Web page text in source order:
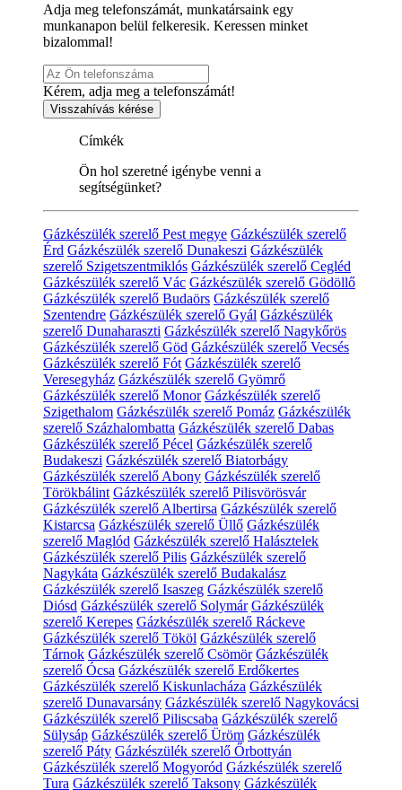
Adja meg telefonszámát, munkatársaink egy
munkanapon belül felkeresik. Keressen minket
bizalommal!
Kérem, adja meg a telefonszámát!
Visszahívás kérése
Címkék
Ön hol szeretné igénybe venni a
segítségünket?
Gázkészülék szerelő Pest megye Gázkészülék szerelő
Érd Gázkészülék szerelő Dunakeszi Gázkészülék
szerelő Szigetszentmiklós Gázkészülék szerelő Cegléd
Gázkészülék szerelő Vác Gázkészülék szerelő Gödöllő
Gázkészülék szerelő Budaörs Gázkészülék szerelő
Szentendre Gázkészülék szerelő Gyál Gázkészülék
szerelő Dunaharaszti Gázkészülék szerelő Nagykőrös
Gázkészülék szerelő Göd Gázkészülék szerelő Vecsés
Gázkészülék szerelő Fót Gázkészülék szerelő
Veresegyház Gázkészülék szerelő Gyömrő
Gázkészülék szerelő Monor Gázkészülék szerelő
Szigethalom Gázkészülék szerelő Pomáz Gázkészülék
szerelő Százhalombatta Gázkészülék szerelő Dabas
Gázkészülék szerelő Pécel Gázkészülék szerelő
Budakeszi Gázkészülék szerelő Biatorbágy
Gázkészülék szerelő Abony Gázkészülék szerelő
Törökbálint Gázkészülék szerelő Pilisvörösvár
Gázkészülék szerelő Albertirsa Gázkészülék szerelő
Kistarcsa Gázkészülék szerelő Üllő Gázkészülék
szerelő Maglód Gázkészülék szerelő Halásztelek
Gázkészülék szerelő Pilis Gázkészülék szerelő
Nagykáta Gázkészülék szerelő Budakalász
Gázkészülék szerelő Isaszeg Gázkészülék szerelő
Diósd Gázkészülék szerelő Solymár Gázkészülék
szerelő Kerepes Gázkészülék szerelő Ráckeve
Gázkészülék szerelő Tököl Gázkészülék szerelő
Tárnok Gázkészülék szerelő Csömör Gázkészülék
szerelő Ócsa Gázkészülék szerelő Erdőkertes
Gázkészülék szerelő Kiskunlacháza Gázkészülék
szerelő Dunavarsány Gázkészülék szerelő Nagykovácsi
Gázkészülék szerelő Piliscsaba Gázkészülék szerelő
Sülysáp Gázkészülék szerelő Üröm Gázkészülék
szerelő Páty Gázkészülék szerelő Őrbottyán
Gázkészülék szerelő Mogyoród Gázkészülék szerelő
Tura Gázkészülék szerelő Taksony Gázkészülék